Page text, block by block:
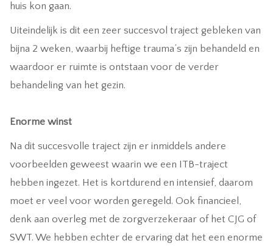
huis kon gaan.
Uiteindelijk is dit een zeer succesvol traject gebleken van
bijna 2 weken, waarbij heftige trauma’s zijn behandeld en
waardoor er ruimte is ontstaan voor de verder
behandeling van het gezin.
Enorme winst
Na dit succesvolle traject zijn er inmiddels andere
voorbeelden geweest waarin we een ITB-traject
hebben ingezet. Het is kortdurend en intensief, daarom
moet er veel voor worden geregeld. Ook financieel,
denk aan overleg met de zorgverzekeraar of het CJG of
SWT. We hebben echter de ervaring dat het een enorme